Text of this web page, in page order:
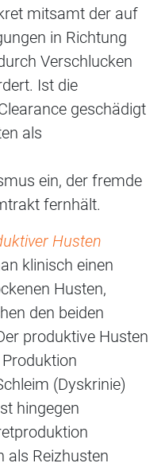
mitsamt der auf
in Richtung
Verschlucken
Ist die
geschädigt
als
ein, der fremde
fernhält.
Husten
klinisch einen
Husten,
den beiden
produktive Husten
(Dyskrinie)
hingegen
als Reizhusten